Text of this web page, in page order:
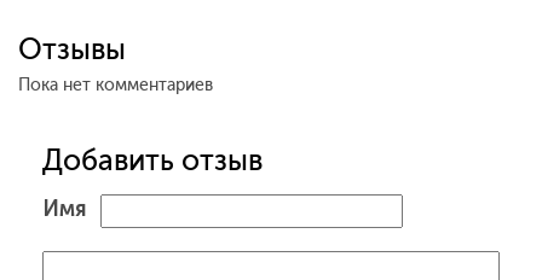
Отзывы
Пока нет комментариев
Добавить отзыв
Имя